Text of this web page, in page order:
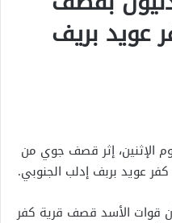
عويد بريف
الإثنين، إثر قصف جوي من
عويد بربف إدلب الجنوبي.
قوات الأسد قصف قرية كفر